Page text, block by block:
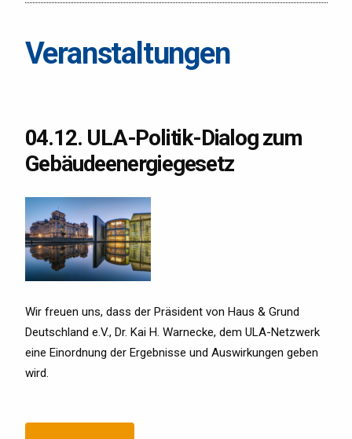
Veranstaltungen
04.12. ULA-Politik-Dialog zum
Gebäudeenergiegesetz
Wir freuen uns, dass der Präsident von Haus & Grund
Deutschland e.V., Dr. Kai H. Warnecke, dem ULA-Netzwerk
eine Einordnung der Ergebnisse und Auswirkungen geben
wird.